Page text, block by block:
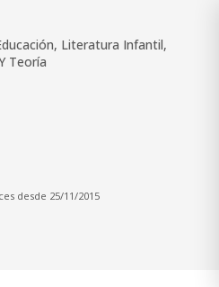
Literatura Infantil,
Teoría
desde 25/11/2015